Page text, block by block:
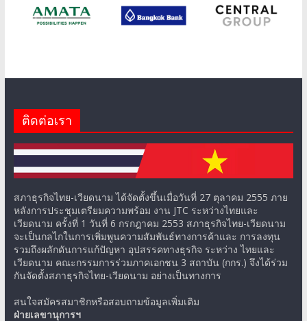
ติดต่อเรา
สภาธุรกิจไทย-เวียดนาม ได้จัดตั้งขึ้นเมื่อวันที่ 27 ตุลาคม 2555 ภาย
หลังการประชุมเตรียมความพร้อม งาน JTC ระหว่างไทยและ
เวียดนาม ครั้งที่ 1 วันที่ 6 กรกฎาคม 2553 สภาธุรกิจไทย-เวียดนาม
จะเป็นกลไกในการเพิ่มพูนความสัมพันธ์ทางการค้าและ การลงทุน
รวมถึงผลักดันการแก้ปัญหา อุปสรรคทางธุรกิจ ระหว่าง ไทยและ
เวียดนาม คณะกรรมการร่วมภาคเอกชน 3 สถาบัน (กกร.) จึงได้ร่วม
กันจัดตั้งสภาธุรกิจไทย-เวียดนาม อย่างเป็นทางการ
สนใจสมัครสมาชิกหรือสอบถามข้อมูลเพิ่มเติม
ฝ่ายเลขานุการฯ